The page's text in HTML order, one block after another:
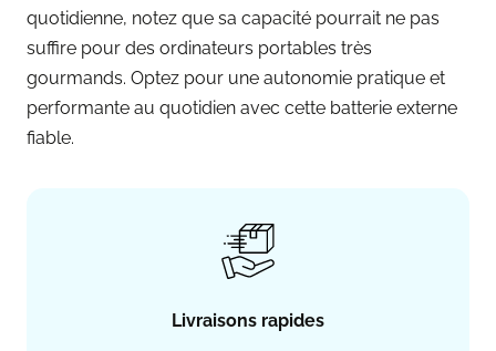
quotidienne, notez que sa capacité pourrait ne pas
suffire pour des ordinateurs portables très
gourmands. Optez pour une autonomie pratique et
performante au quotidien avec cette batterie externe
fiable.
Livraisons rapides